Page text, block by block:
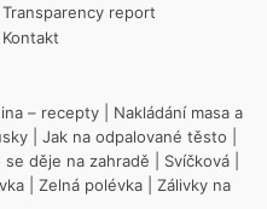
Transparency report
Kontakt
– recepty
Nakládání masa a
Jak na odpalované těsto
se děje na zahradě Svíčková
Zelná polévka
Zálivky na